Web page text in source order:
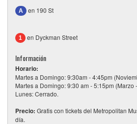
A en 190 St
1 en Dyckman Street
Información
Horario:
Martes a Domingo: 9:30am - 4:45pm
Martes a Domingo: 9:30 am - 5:15pm (Marzo
Lunes: Cerrado.
Precio: Gratis con tickets del Metropolitan
día.